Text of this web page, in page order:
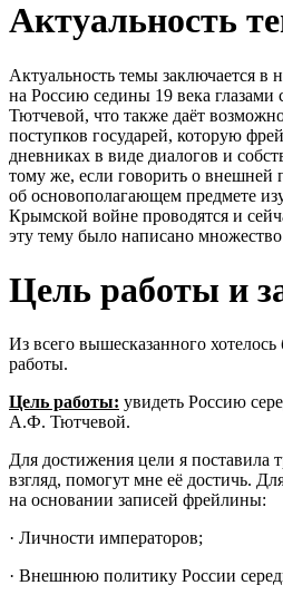
Актуальность
Актуальность темы заключается в
на Россию седины 19 века
Тютчевой, что также даёт
поступков государей, которую
дневниках в виде диалогов и
тому же, если говорить о внешней
об основополагающем предмете
Крымской войне проводятся и
эту тему было написано
Цель работы и
Из всего вышесказанного
работы.
Цель работы: увидеть Россию
А.Ф. Тютчевой.
Для достижения цели я поставила
взгляд, помогут мне её достичь.
на основании записей фрейлины:
· Личности императоров;
· Внешнюю политику России